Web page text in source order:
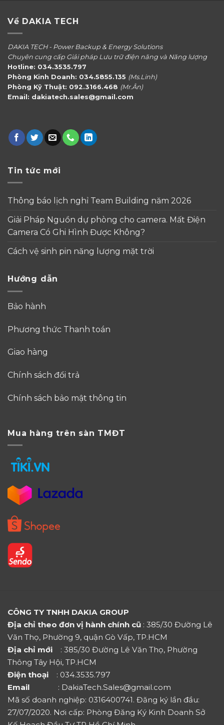
Về DAKIA TECH
DAKIA TECH - Power Backup & Energy Solutions
Chuyên cung cấp Giải pháp Lưu trữ điện năng và Năng lượng
Hotline: 034.3535.797
Phòng Kinh Doanh: 034.5855.135 (Ms.Linh)
Phòng Kỹ Thuật: 092.3166.468 (Mr.Ân)
Email: dakiatech.sales@gmail.com
Tin tức mới
Thông báo lịch nghỉ Team Building năm 2026
Giải Pháp Nguồn dự phòng cho camera. Mất Điện
Camera Có Ghi Hình Được Không?
Cách vệ sinh pin năng lượng mặt trời
Hướng dẫn
Bảo hành
Phương thức Thanh toán
Giao hàng
Chính sách đổi trả
Chính sách bảo mật thông tin
Mua hàng trên sàn TMĐT
CÔNG TY TNHH DAKIA GROUP
Địa chỉ theo đơn vị hành chính cũ : 385/30 Đường Lê
Văn Thọ, Phường 9, quận Gò Vấp, TP.HCM
Địa chỉ mới
: 385/30 Đường Lê Văn Thọ, Phường
Thông Tây Hội, TP.HCM
Điện thoại : 034.3535.797
Email : DakiaTech.Sales@gmail.com
Mã số doanh nghiệp: 0316400741. Đăng ký lần đầu:
27/07/2020. Nơi cấp: Phòng Đăng Ký Kinh Doanh Sở